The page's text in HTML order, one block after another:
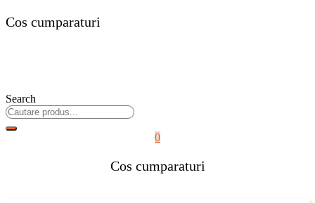
Cos cumparaturi
Search
0
Cos cumparaturi